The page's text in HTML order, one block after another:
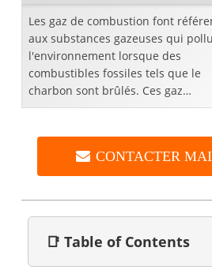
Les gaz de combustion font
aux substances gazeuses qui
l'environnement lorsque des
combustibles fossiles tels que le
charbon sont brûlés. Ces gaz
d'échappement sont de l'air
résiduelles
CONTACTER
📑 Table of Contents